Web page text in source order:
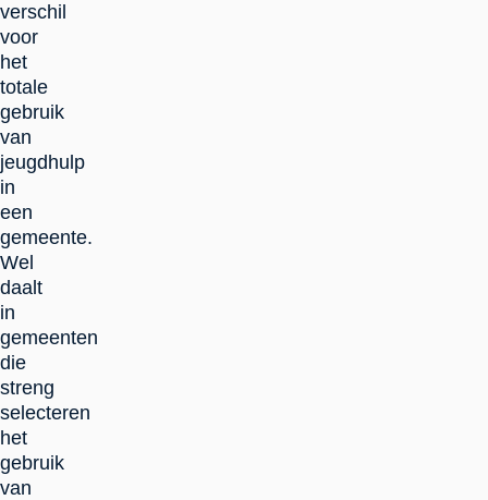
verschil
voor
het
totale
gebruik
van
jeugdhulp
in
een
gemeente.
Wel
daalt
in
gemeenten
die
streng
selecteren
het
gebruik
van